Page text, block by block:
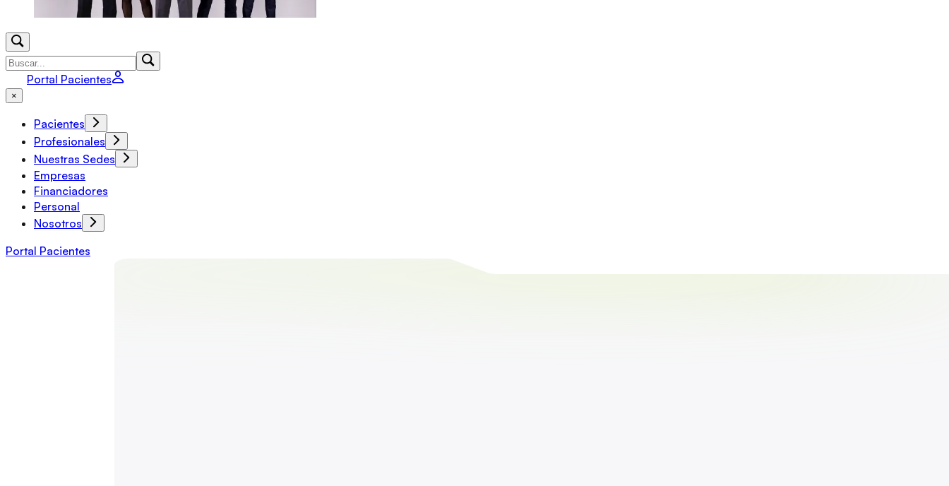
Portal Pacientes
×
Pacientes
Profesionales
Nuestras Sedes
Empresas
Financiadores
Personal
Nosotros
Portal Pacientes